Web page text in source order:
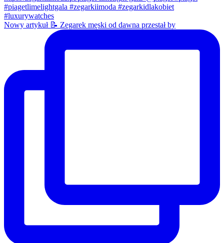
Nowy artykuł 📝 Zegarek męski od dawna przestał by